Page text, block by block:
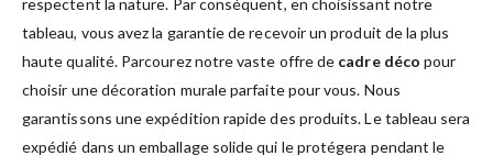
tableau, vous avez la garantie de recevoir un produit de la plus
haute qualité. Parcourez notre vaste offre de cadre déco pour
choisir une décoration murale parfaite pour vous. Nous
garantissons une expédition rapide des produits. Le tableau sera
expédié dans un emballage solide qui le protégera pendant le